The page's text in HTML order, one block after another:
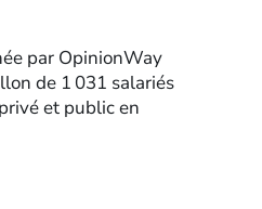
par OpinionWay
de 1 031 salariés
et public en